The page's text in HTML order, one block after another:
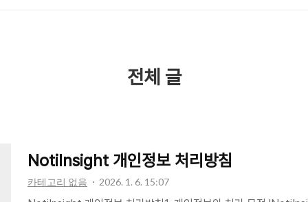
전체 글
NotiInsight 개인정보 처리방침
카테고리 없음 2026. 1. 6. 15:07